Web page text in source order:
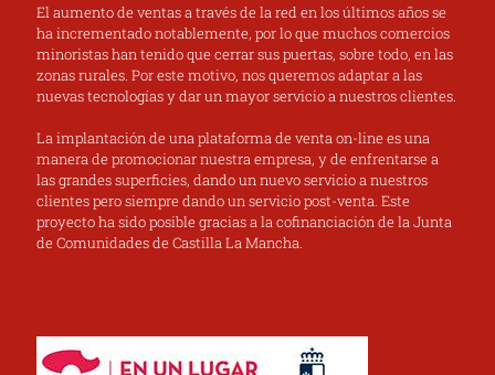
El aumento de ventas a través de la red en los últimos años se
ha incrementado notablemente, por lo que muchos comercios
minoristas han tenido que cerrar sus puertas, sobre todo, en las
zonas rurales. Por este motivo, nos queremos adaptar a las
nuevas tecnologías y dar un mayor servicio a nuestros clientes.
La implantación de una plataforma de venta on-line es una
manera de promocionar nuestra empresa, y de enfrentarse a
las grandes superficies, dando un nuevo servicio a nuestros
clientes pero siempre dando un servicio post-venta. Este
proyecto ha sido posible gracias a la cofinanciación de la Junta
de Comunidades de Castilla La Mancha.